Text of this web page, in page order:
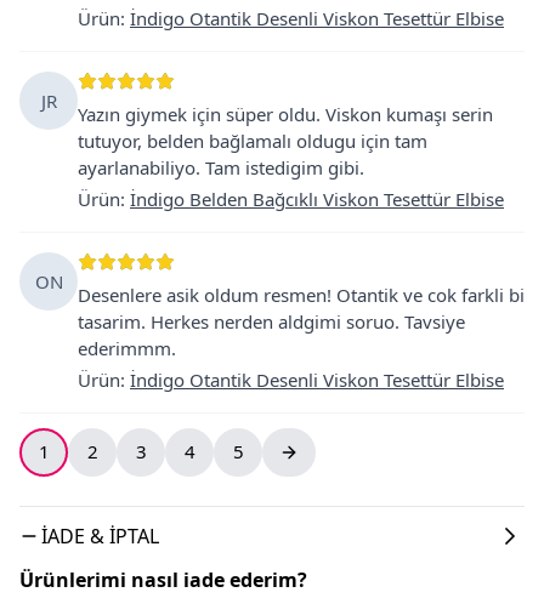
Ürün: İndigo Otantik Desenli Viskon Tesettür Elbise
JR
Yazın giymek için süper oldu. Viskon kumaşı serin
tutuyor, belden bağlamalı oldugu için tam
ayarlanabiliyo. Tam istedigim gibi.
Ürün: İndigo Belden Bağcıklı Viskon Tesettür Elbise
ON
Desenlere asik oldum resmen! Otantik ve cok farkli bi
tasarim. Herkes nerden aldgimi soruo. Tavsiye
ederimmm.
Ürün: İndigo Otantik Desenli Viskon Tesettür Elbise
1 2 3 4 5
İADE & İPTAL
Ürünlerimi nasıl iade ederim?